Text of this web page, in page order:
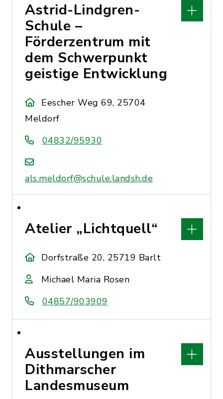
Astrid-Lindgren-
Schule –
Förderzentrum mit
dem Schwerpunkt
geistige Entwicklung
Eescher Weg 69, 25704
Meldorf
04832/95930
als.meldorf@schule.landsh.de
Atelier „Lichtquell“
Dorfstraße 20, 25719 Barlt
Michael Maria Rosen
04857/903909
Ausstellungen im
Dithmarscher
Landesmuseum